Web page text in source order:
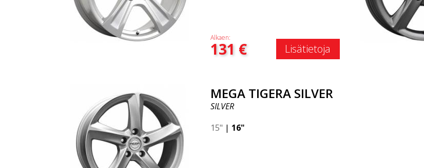
Alkaen:
131 € Lisätietoja
MEGA TIGERA SILVER
SILVER
15" | 16"